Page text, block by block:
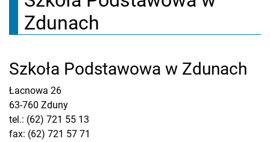
Zdunach
Szkoła Podstawowa w Zdunach
Łacnowa 26
63-760 Zduny
tel.: (62) 721 55 13
fax: (62) 721 57 71